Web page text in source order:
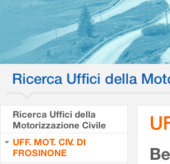
Ricerca Uffici della
Ricerca Uffici della
Motorizzazione Civile
UFF. MOT. CIV. DI
FROSINONE